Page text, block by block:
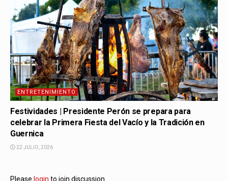
ENTRETENIMIENTO
Festividades | Presidente Perón se prepara para
celebrar la Primera Fiesta del Vacío y la Tradición en
Guernica
22 JULIO, 2026
Please login to join discussion